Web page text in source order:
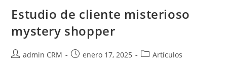
Estudio de cliente misterioso
mystery shopper
admin CRM enero 17, 2025 Artículos